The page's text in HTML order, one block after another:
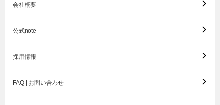
会社概要
公式note
採用情報
FAQ | お問い合わせ